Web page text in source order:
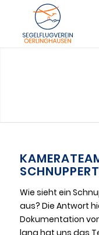
Wie sieht ein
aus? Die Antwort
Dokumentation